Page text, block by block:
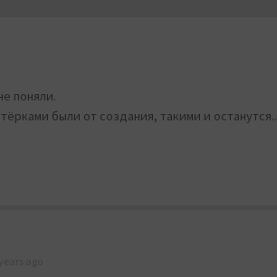
поняли.
были от создания, такими и останутся..